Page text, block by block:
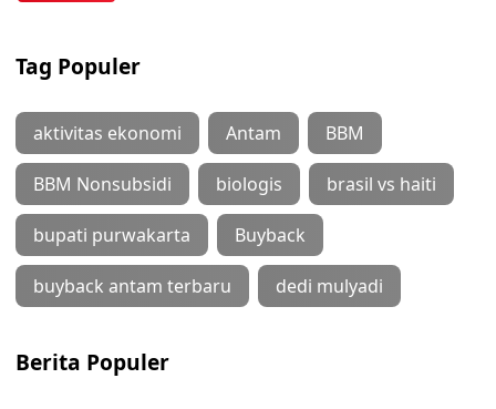
Tag Populer
aktivitas ekonomi Antam BBM
BBM Nonsubsidi biologis brasil vs haiti
bupati purwakarta Buyback
buyback antam terbaru dedi mulyadi
Berita Populer